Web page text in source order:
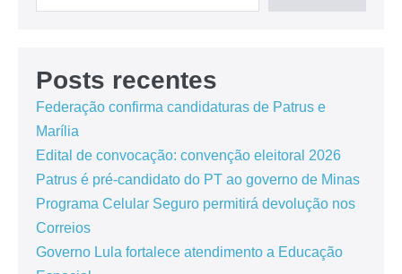
Posts recentes
Federação confirma candidaturas de Patrus e
Marília
Edital de convocação: convenção eleitoral 2026
Patrus é pré-candidato do PT ao governo de Minas
Programa Celular Seguro permitirá devolução nos
Correios
Governo Lula fortalece atendimento a Educação